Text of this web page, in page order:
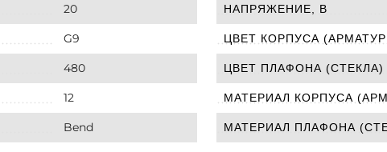
20
G9
480
12
Bend
НАПРЯЖЕНИЕ, В
ЦВЕТ КОРПУСА
ЦВЕТ ПЛАФОНА (СТЕКЛА)
МАТЕРИАЛ КОРПУСА
МАТЕРИАЛ ПЛАФОНА